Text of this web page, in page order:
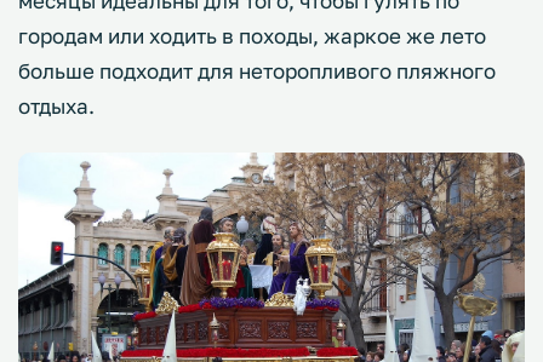
городам или ходить в походы, жаркое же лето
больше подходит для неторопливого пляжного
отдыха.